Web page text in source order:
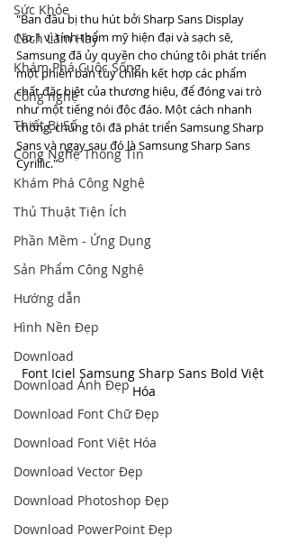
Sức Khỏe
Cách Làm Hay
Khám Phá Cuộc Sống
Công nghệ
Thiết Bị Số
Công Nghệ Thông Tin
Khám Phá Công Nghệ
Thủ Thuật Tiện Ích
Phần Mềm - Ứng Dụng
Sản Phẩm Công Nghệ
Hướng dẫn
Hình Nền Đẹp
Download
Download Ảnh Đẹp
Download Font Chữ Đẹp
Download Font Việt Hóa
Download Vector Đẹp
Download Photoshop Đẹp
Download PowerPoint Đẹp
"Ban đầu bị thu hút bởi Sharp Sans Display
No.1 vì tính thẩm mỹ hiện đại và sạch sẽ,
Samsung đã ủy quyền cho chúng tôi phát triển
một phiên bản tùy chỉnh kết hợp các phẩm
chất đặc biệt của thương hiệu, để đóng vai trò
như một tiếng nói độc đáo. Một cách nhanh
chóng, chúng tôi đã phát triển Samsung Sharp
Sans và ngay sau đó là Samsung Sharp Sans
Cyrillic."
Font Iciel Samsung Sharp Sans Bold Việt
Hóa